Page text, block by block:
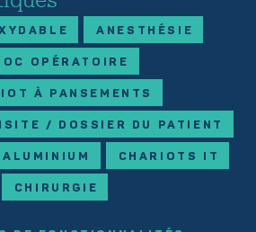
ANESTHÉSIE
OPÉRATOIRE
À PANSEMENTS
/ DOSSIER DU PATIENT
CHARIOTS IT
CHIRURGIE